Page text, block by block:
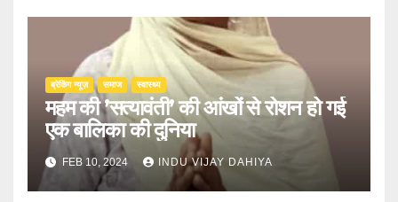
ब्रेकिंग न्यूज़ समाज स्वास्थ्य
महम की ’सत्यावंती’ की आंखों से रोशन हो गई
एक बालिका की दुनिया
FEB 10, 2024 INDU VIJAY DAHIYA